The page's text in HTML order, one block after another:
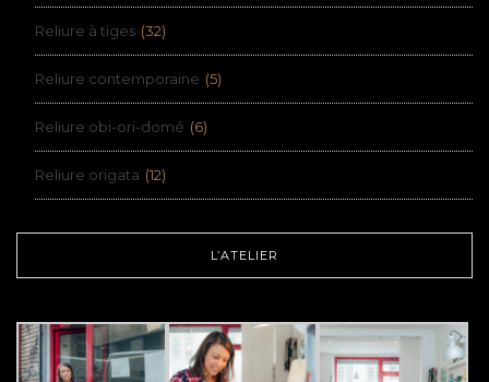
Reliure à tiges (32)
Reliure contemporaine (5)
Reliure obi-ori-domé (6)
Reliure origata (12)
L’ATELIER